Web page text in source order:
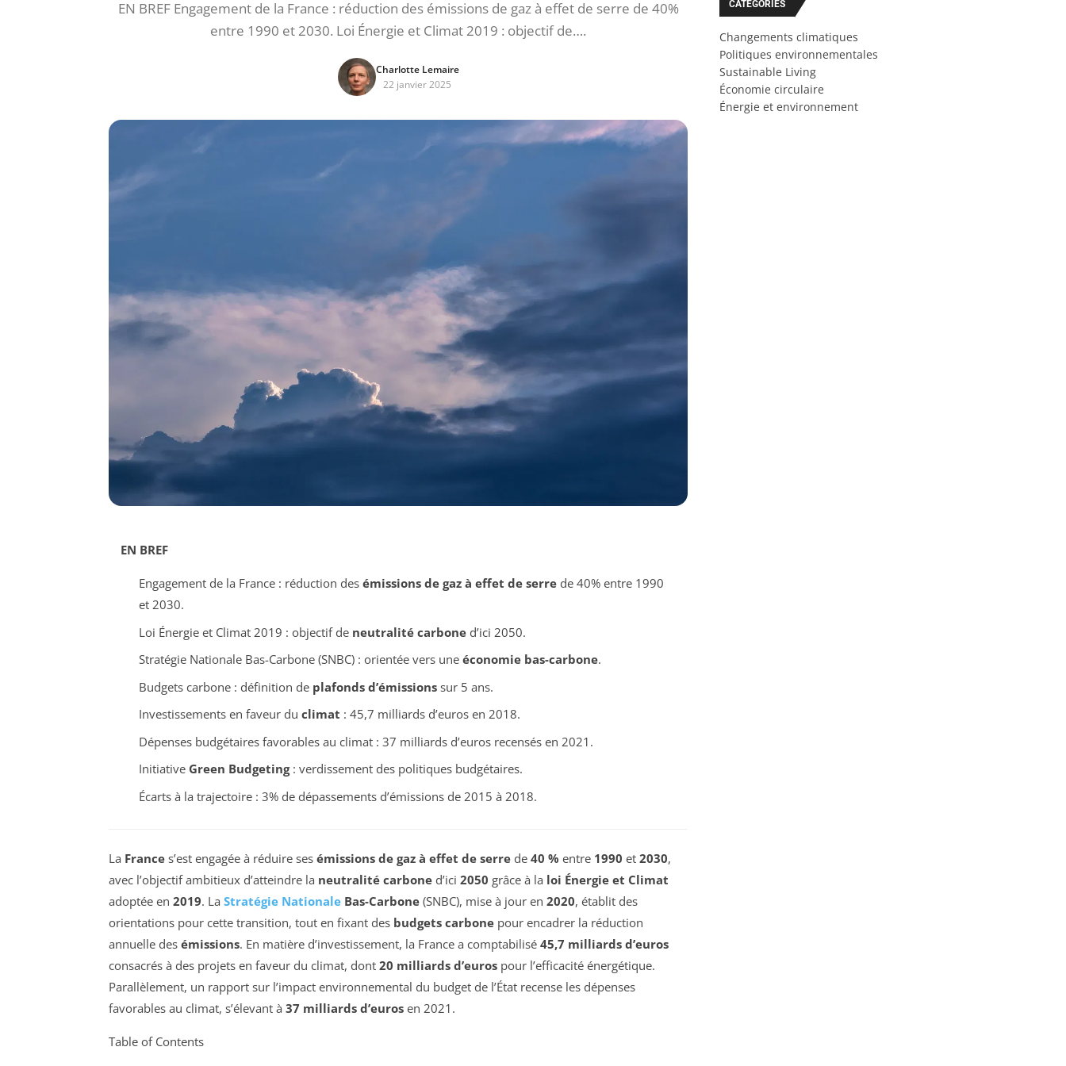
EN BREF Engagement de la France : réduction des émissions de gaz à effet de serre de 40%
entre 1990 et 2030. Loi Énergie et Climat 2019 : objectif de….
Charlotte Lemaire
22 janvier 2025
EN BREF
Engagement de la France : réduction des émissions de gaz à effet de serrede 40% entre 1990
et 2030.
Loi Énergie et Climat 2019 : objectif de neutralité carboned’ici 2050.
Stratégie Nationale Bas-Carbone (SNBC) : orientée vers une économie bas-carbone.
Budgets carbone : définition de plafonds d’émissionssur 5 ans.
Investissements en faveur du climat : 45,7 milliards d’euros en 2018.
Dépenses budgétaires favorables au climat : 37 milliards d’euros recensés en 2021.
Initiative Green Budgeting: verdissement des politiques budgétaires.
Écarts à la trajectoire : 3% de dépassements d’émissions de 2015 à 2018.
La France s’est engagée à réduire ses émissions de gaz à effet de serre de 40 % entre 1990 et 2030,
avec l’objectif ambitieux d’atteindre la neutralité carbone d’ici 2050 grâce à la loi Énergie et Climat
adoptée en 2019. La Stratégie Nationale Bas-Carbone (SNBC), mise à jour en 2020, établit des
orientations pour cette transition, tout en fixant des budgets carbone pour encadrer la réduction
annuelle des émissions. En matière d’investissement, la France a comptabilisé 45,7 milliards d’euros
consacrés à des projets en faveur du climat, dont 20 milliards d’euros pour l’efficacité énergétique.
Parallèlement, un rapport sur l’impact environnemental du budget de l’État recense les dépenses
favorables au climat, s’élevant à 37 milliards d’euros en 2021.
Table of Contents
CATÉGORIES
Changements climatiques
Politiques environnementales
Sustainable Living
Économie circulaire
Énergie et environnement